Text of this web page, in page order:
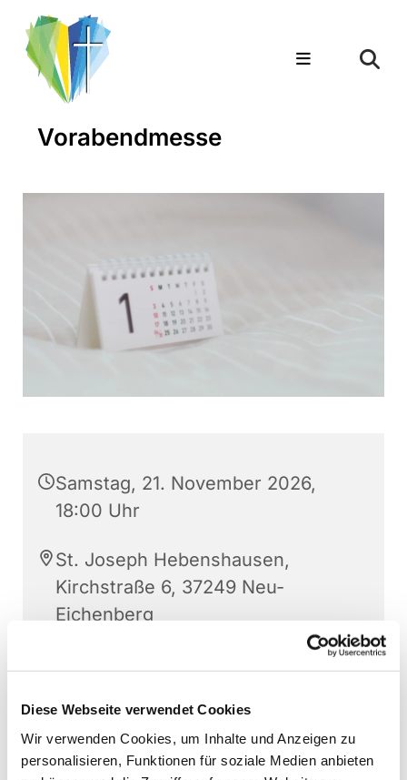
Diese Webseite verwendet Cookies
Wir verwenden Cookies, um Inhalte und Anzeigen zu
personalisieren, Funktionen für soziale Medien anbieten
Vorabendmesse
Samstag, 21. November 2026,
18:00 Uhr
St. Joseph Hebenshausen,
Kirchstraße 6, 37249 Neu-
Eichenberg